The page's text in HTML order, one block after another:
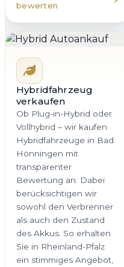
bewerten
Hybridfahrzeug
verkaufen
Ob Plug-in-Hybrid oder
Vollhybrid – wir kaufen
Hybridfahrzeuge in Bad
Hönningen mit
transparenter
Bewertung an. Dabei
berücksichtigen wir
sowohl den Verbrenner
als auch den Zustand
des Akkus. So erhalten
Sie in Rheinland-Pfalz
ein stimmiges Angebot,